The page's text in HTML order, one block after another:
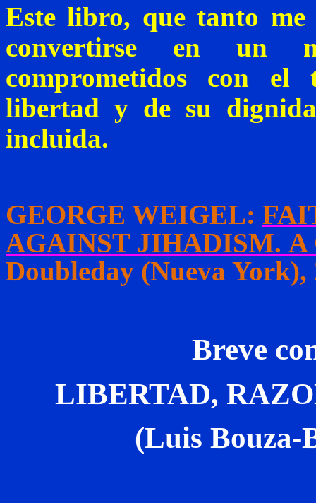
Este libro, que tanto me
convertirse en un
comprometidos con
libertad y de su
incluida.
GEORGE WEIGEL:
AGAINST JIHADISM. A
Doubleday (Nueva York),
Breve
LIBERTAD,
(Luis Bouza-